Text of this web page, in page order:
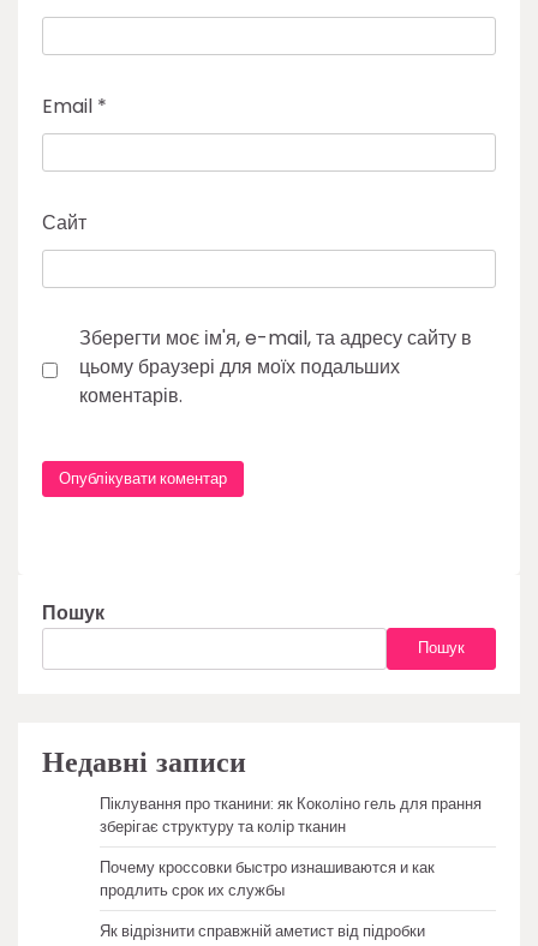
Email *
Сайт
Зберегти моє ім'я, e-mail, та адресу сайту в
цьому браузері для моїх подальших
коментарів.
Пошук
Пошук
Недавні записи
Піклування про тканини: як Коколіно гель для прання
зберігає структуру та колір тканин
Почему кроссовки быстро изнашиваются и как
продлить срок их службы
Як відрізнити справжній аметист від підробки